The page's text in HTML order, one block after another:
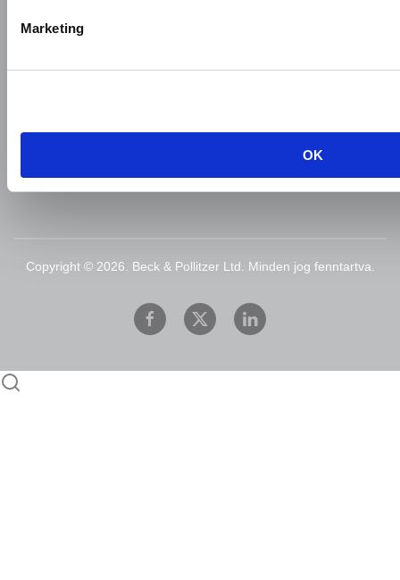
Marketing
OK
Copyright © 2026. Beck & Pollitzer Ltd. Minden jog fenntartva.